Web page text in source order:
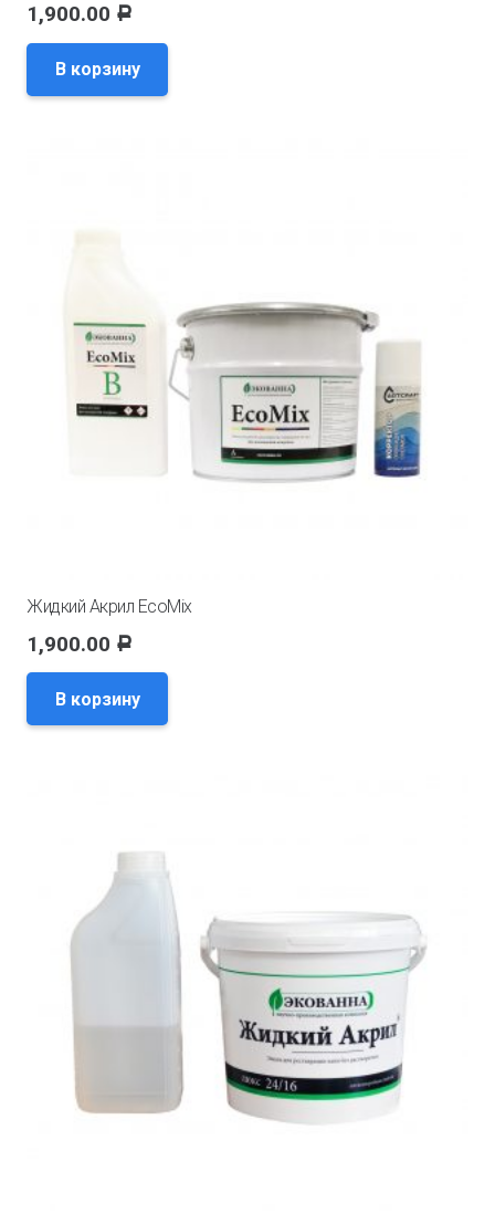
1,900.00 Р
В корзину
Жидкий Акрил EcoMix
1,900.00 Р
В корзину